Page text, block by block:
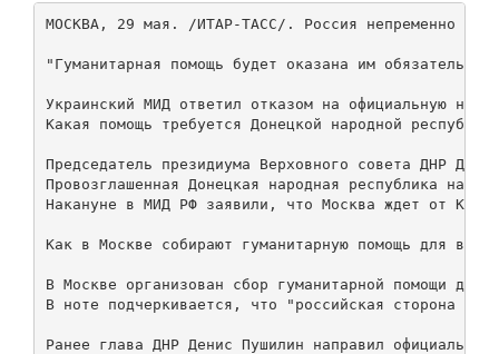
МОСКВА, 29 мая. /ИТАР-ТАСС/. Россия непременно
"Гуманитарная помощь будет оказана им
Украинский МИД ответил отказом на официальную
Какая помощь требуется Донецкой народной республике
Председатель президиума Верховного совета ДНР
Провозглашенная Донецкая народная республика
Накануне в МИД РФ заявили, что Москва ждет от
Как в Москве собирают гуманитарную помощь для
В Москве организован сбор гуманитарной помощи
В ноте подчеркивается, что "российская сторона
Ранее глава ДНР Денис Пушилин направил